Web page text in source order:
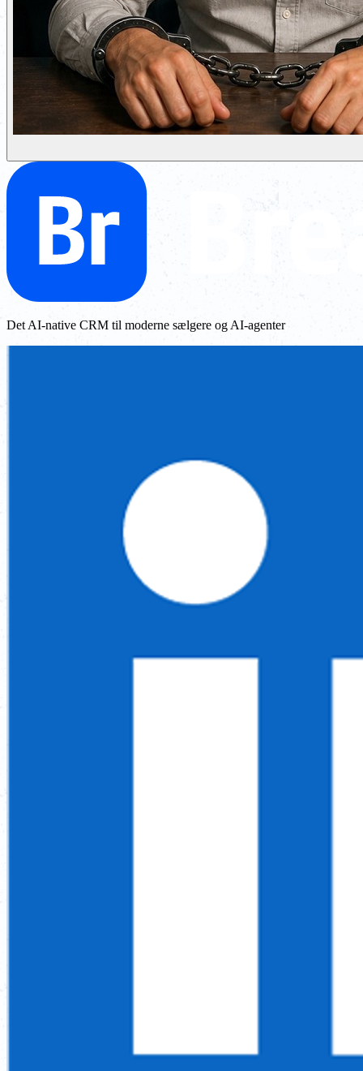
Det AI-native CRM til moderne sælgere og AI-agenter